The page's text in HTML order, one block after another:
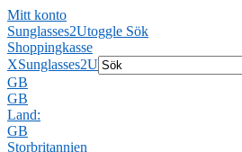
Mitt konto
Sunglasses2Utoggle Sök
Shoppingkasse
XSunglasses2U
GB
GB
Land:
GB
Storbritannien